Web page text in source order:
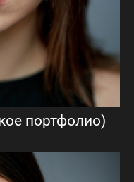
портфолио)